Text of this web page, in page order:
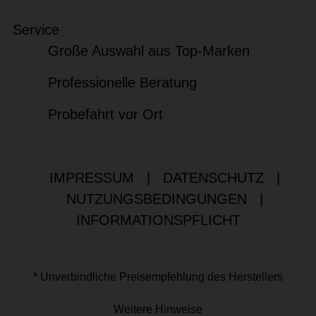
Service
Große Auswahl aus Top-Marken
Professionelle Beratung
Probefahrt vor Ort
IMPRESSUM DATENSCHUTZ
NUTZUNGSBEDINGUNGEN
INFORMATIONSPFLICHT
* Unverbindliche Preisempfehlung des Herstellers
Weitere Hinweise